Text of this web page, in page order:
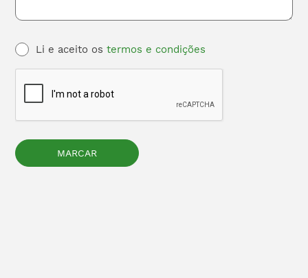
Li e aceito ostermos e condições